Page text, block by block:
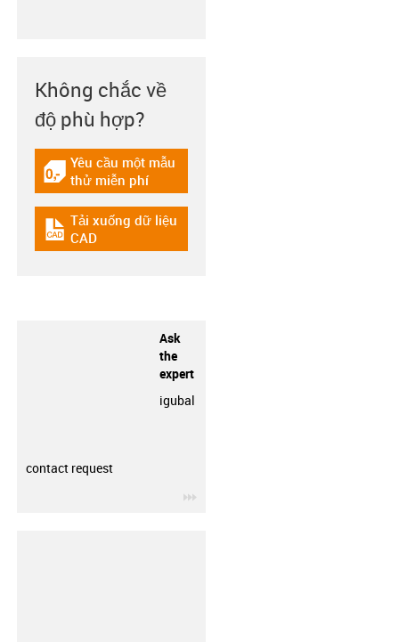
Không chắc về
độ phù hợp?
igus-icon-gratismuster
Yêu cầu một mẫu
thử miễn phí
igus-icon-cad-dateien
Tải xuống dữ liệu
CAD
Ask
the
expert
igubal
contact request